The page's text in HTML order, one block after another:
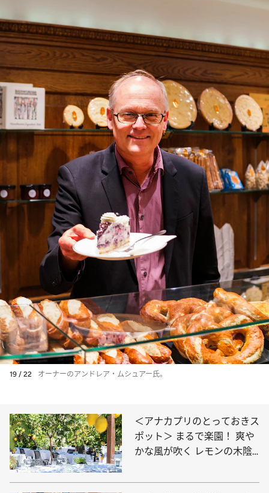
19 / 22 オーナーのアンドレア・ムシュアー氏。
＜アナカプリのとっておきス
ポット＞ まるで楽園！ 爽や
かな風が吹く レモンの木陰